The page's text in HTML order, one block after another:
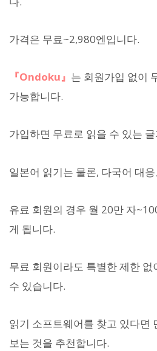
가격은 무료~2,980엔입니다.
『Ondoku』 는 회원가입 없이
가능합니다.
가입하면 무료로 읽을 수 있는
일본어 읽기는 물론, 다국어 대
유료 회원의 경우 월 20만 자
게 됩니다.
무료 회원이라도 특별한 제한
수 있습니다.
읽기 소프트웨어를 찾고 있다면
보는 것을 추천합니다.